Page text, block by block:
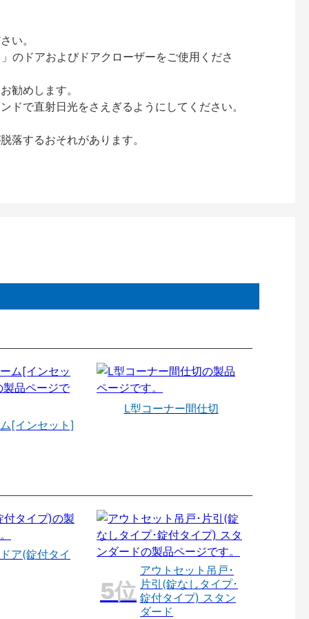
い。
のドアおよびドアクローザーをご使用くださ
勧めします。
で直射日光をさえぎるようにしてください。
するおそれがあります。
[インセット]
L型コーナー間仕切
ア(錠付タイ
アウトセット吊戸･
片引(錠なしタイプ･
錠付タイプ) スタン
ダード